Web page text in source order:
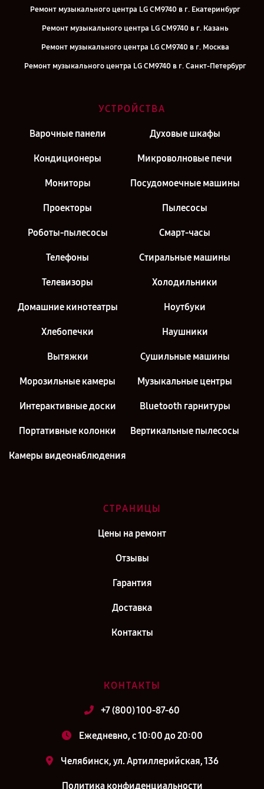
Ремонт музыкального центра LG CM9740 в г. Екатеринбург
Ремонт музыкального центра LG CM9740 в г. Казань
Ремонт музыкального центра LG CM9740 в г. Москва
Ремонт музыкального центра LG CM9740 в г. Санкт-Петербург
УСТРОЙСТВА
Варочные панели Духовые шкафы
Кондиционеры Микроволновые печи
Мониторы Посудомоечные машины
Проекторы Пылесосы
Роботы-пылесосы Смарт-часы
Телефоны Стиральные машины
Телевизоры Холодильники
Домашние кинотеатры Ноутбуки
Хлебопечки Наушники
Вытяжки Сушильные машины
Морозильные камеры Музыкальные центры
Интерактивные доски Bluetooth гарнитуры
Портативные колонки Вертикальные пылесосы
Камеры видеонаблюдения
СТРАНИЦЫ
Цены на ремонт
Отзывы
Гарантия
Доставка
Контакты
КОНТАКТЫ
+7 (800) 100-87-60
Ежедневно, с 10:00 до 20:00
Челябинск, ул. Артиллерийская, 136
Политика конфиденциальности